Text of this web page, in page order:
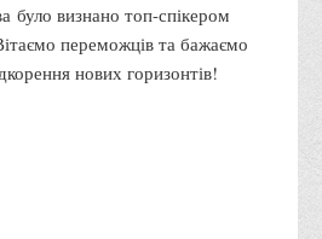
та перекладу
співпраці
було визнано топ-спікером
переможців та бажаємо
нових горизонтів!